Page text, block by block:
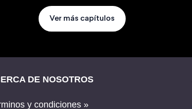
Ver más capítulos
DE NOSOTROS
y condiciones »